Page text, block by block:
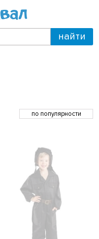
по популярности
по новинкам
по названию